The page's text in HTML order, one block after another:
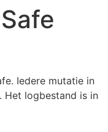
Iedere mutatie in
Het logbestand is in